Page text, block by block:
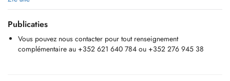
directement le cabinet par téléphone pour fixer votre prochain rendez-
vous.
IN: Appointments available on Doctena are exclusively reserved for
Publicaties
Vous pouvez nous contacter pour tout renseignement
complémentaire au +352 621 640 784 ou +352 276 945 38